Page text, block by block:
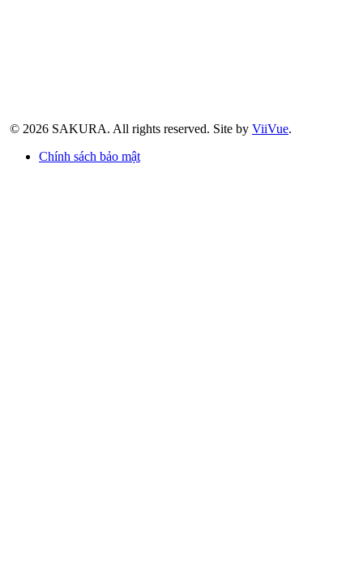
© 2026 SAKURA. All rights reserved. Site by ViiVue.
Chính sách bảo mật